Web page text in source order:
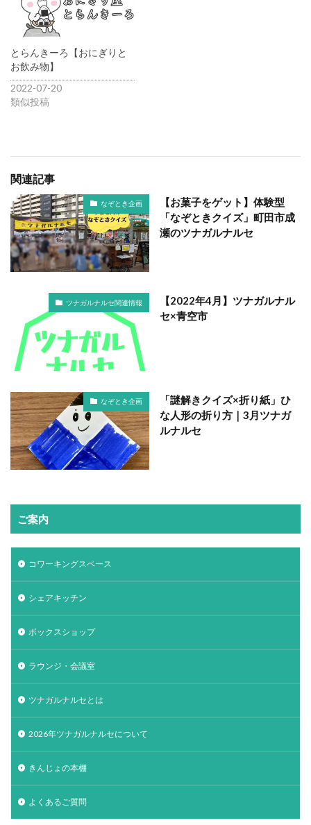
とらんきーろ【おにぎりと
お飲み物】
2022-07-20
類似投稿
関連記事
なぞとき企画
【お菓子をゲット】体験型
「なぞときクイズ」町田市成
瀬のツナガルナルセ
ツナガルナルセ関連情報
【2022年4月】ツナガルナル
セ×青空市
なぞとき企画
「謎解きクイズ×折り紙」ひ
な人形の折り方｜3月ツナガ
ルナルセ
ご案内
コワーキングスペース
シェアキッチン
ボックスショップ
ラウンジ・会議室
ツナガルナルセとは
2026年ツナガルナルセについて
きんじょの本棚
よくあるご質問